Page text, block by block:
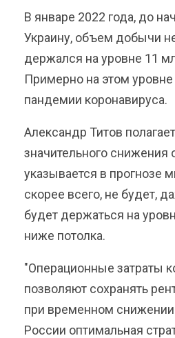
В январе 2022 года, до
Украину, объем добычи
держался на уровне 11
Примерно на этом
пандемии коронавируса.
Александр Титов
значительного
указывается в прогнозе
скорее всего, не будет,
будет держаться на
ниже потолка.
"Операционные затраты
позволяют сохранять
при временном
России оптимальная